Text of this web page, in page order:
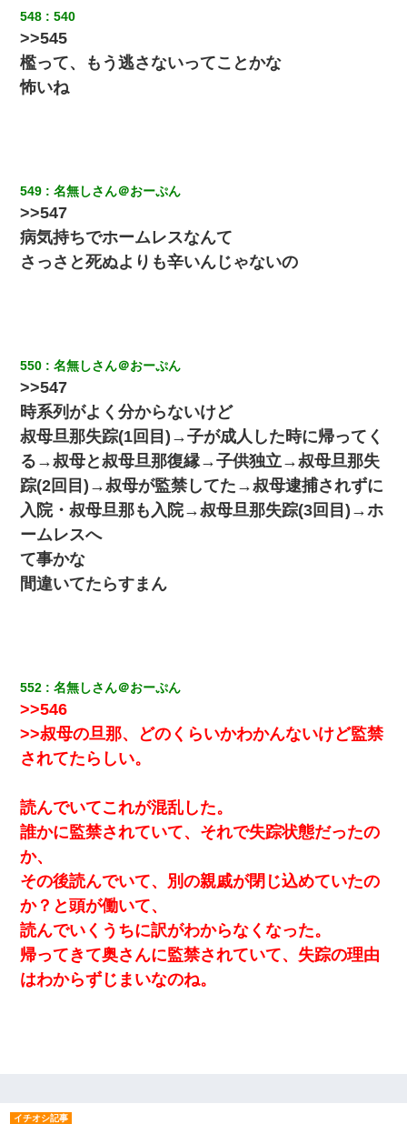
居酒屋にて。兄の紹介者「お酒飲みなって」私「未成年なので無
理です！」酷すぎるワードの連発で、耐えきれず店員に5千円を渡
し「お勘定です。逃がして下さい」その後、録音内容を父に聞か
せたら...
とか知らなかった…
転職先が決まったので退職の意思を伝えたら。上司「無責任」
「簡単には辞めさせない」私（どうせ辞めるし…）→ 思いっきり
反論をしてみた
【戦争】不妊の俺嫁に弟嫁が2日間4歳児を託児 俺嫁はそこまで気
にしてなかったが、あまりにも子供が俺嫁に懐くので最後らへん
顔引きつってた → そして弟嫁が迎えに来た翌日…
【報告者がキチ】嫁「妊娠した」俺『それじゃあ皆に祝ってもら
おう』友人達を家に連れ帰ってホームパーティー→俺『皆に祝え
てもらえて良かったな！』→
隣の部屋の住民の母親、オートロックを突破してマンションに入
り込んできたみたいで、ずっとドアの前で喚いてて滅茶苦茶うる
さかった。
彼女(美人女医)にネックレスをプレゼント。「こんな安物を渡すく
らいなら、渡さないほうがマシだからね」→ ６０万したと話した
日航機墜落事故の「ここからは日本語で大丈夫ですよ〜」の絶望
感がヤバイ・・・
友人とふたりで山口に旅行した時の事。レンタカーを借りて山の
中の道を走っていたら、突然ガガッ！って音がして…
高1のとき男に襲われ、不妊の叔母に頼まれて出産。→叔母夫婦が
養子縁組してアメリカに子供を連れ帰った。→9・11で叔母夫婦が
亡くなってしまい…
13歳娘が元嫁のところから逃げてきた。どう扱ったらいいのかわ
からない
548 540
>>545
檻って、もう逃さないってことかな
怖いね
549 名無しさん＠おーぷん
>>547
病気持ちでホームレスなんて
さっさと死ぬよりも辛いんじゃないの
550 名無しさん＠おーぷん
>>547
時系列がよく分からないけど
叔母旦那失踪(1回目)→子が成人した時に帰ってく
る→叔母と叔母旦那復縁→子供独立→叔母旦那失
踪(2回目)→叔母が監禁してた→叔母逮捕されずに
入院・叔母旦那も入院→叔母旦那失踪(3回目)→ホ
ームレスへ
て事かな
間違いてたらすまん
552 名無しさん＠おーぷん
>>546
>>叔母の旦那、どのくらいかわかんないけど監禁
されてたらしい。
読んでいてこれが混乱した。
誰かに監禁されていて、それで失踪状態だったの
か、
その後読んでいて、別の親戚が閉じ込めていたの
か？と頭が働いて、
読んでいくうちに訳がわからなくなった。
帰ってきて奥さんに監禁されていて、失踪の理由
はわからずじまいなのね。